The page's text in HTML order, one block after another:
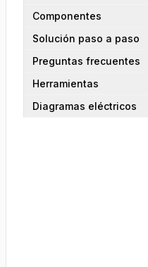
Componentes
Solución paso a paso
Preguntas frecuentes
Herramientas
Diagramas eléctricos